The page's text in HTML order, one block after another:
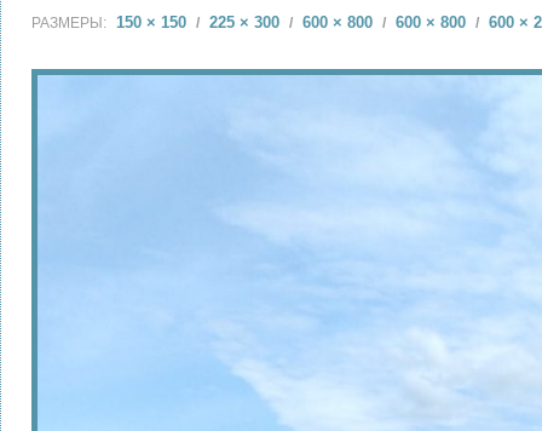
РАЗМЕРЫ: 150 × 150 / 225 × 300 / 600 × 800 / 600 × 800 / 600 ×